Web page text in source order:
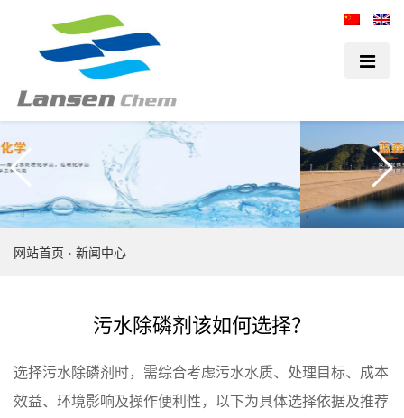
网站首页 › 新闻中心
污水除磷剂该如何选择？
选择污水除磷剂时，需综合考虑污水水质、处理目标、成本
效益、环境影响及操作便利性，以下为具体选择依据及推荐